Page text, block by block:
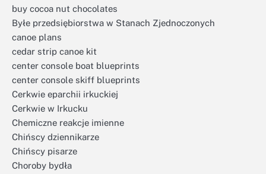
buy cocoa nut chocolates
Byłe przedsiębiorstwa w Stanach Zjednoczonych
canoe plans
cedar strip canoe kit
center console boat blueprints
center console skiff blueprints
Cerkwie eparchii irkuckiej
Cerkwie w Irkucku
Chemiczne reakcje imienne
Chińscy dziennikarze
Chińscy pisarze
Choroby bydła